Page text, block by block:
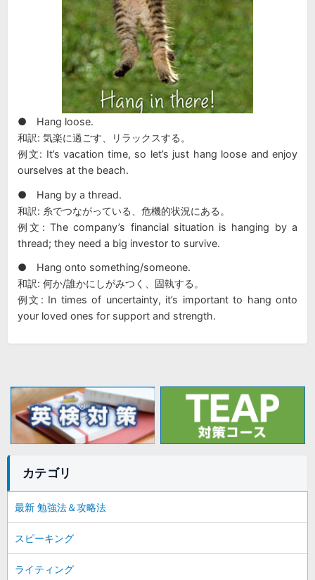
● Hang loose.
和訳: 気楽に過ごす、リラックスする。
例文: It’s vacation time, so let’s just hang loose and enjoy
ourselves at the beach.
● Hang by a thread.
和訳: 糸でつながっている、危機的状況にある。
例文: The company’s financial situation is hanging by a
thread; they need a big investor to survive.
● Hang onto something/someone.
和訳: 何か/誰かにしがみつく、固執する。
例文: In times of uncertainty, it’s important to hang onto
your loved ones for support and strength.
カテゴリ
最新 勉強法＆攻略法
スピーキング
ライティング